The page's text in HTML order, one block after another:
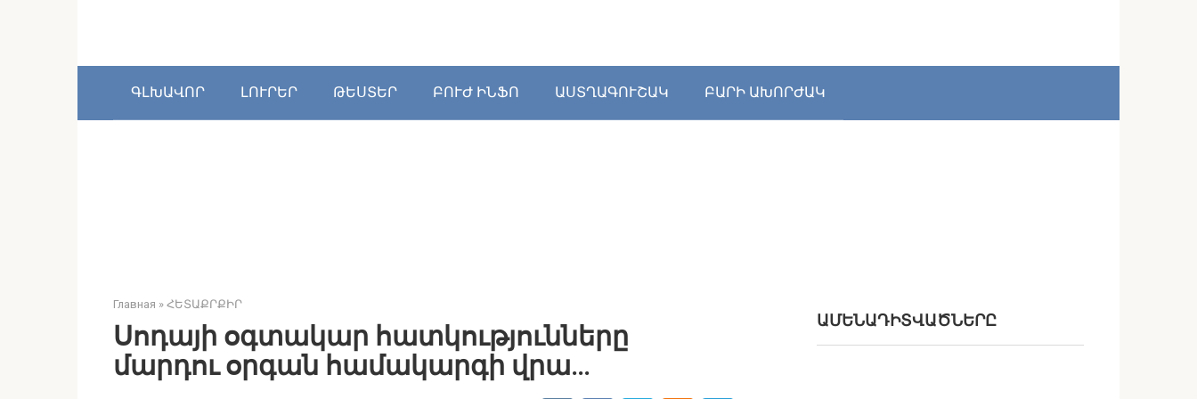
ԳԼԽԱՎՈՐ ԼՈՒՐԵՐ ԹԵՍՏԵՐ ԲՈՒԺ ԻՆՖՈ ԱՍՏՂԱԳՈՒՇԱԿ ԲԱՐԻ ԱԽՈՐԺԱԿ
Главная » ՀԵՏԱՔՐՔԻՐ
Սոդայի օգտակար հատկությունները
մարդու օրգան համակարգի վրա…
ԱՄԵՆԱԴԻՏՎԱԾՆԵՐԸ